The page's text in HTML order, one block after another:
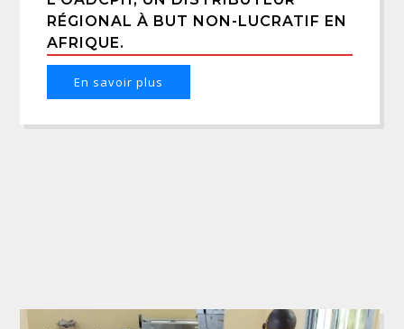
RÉGIONAL À BUT NON-LUCRATIF EN
AFRIQUE.
En savoir plus